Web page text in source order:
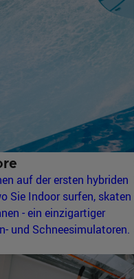
auf der ersten hybriden
Sie Indoor surfen, skaten
- ein einzigartiger
und Schneesimulatoren.